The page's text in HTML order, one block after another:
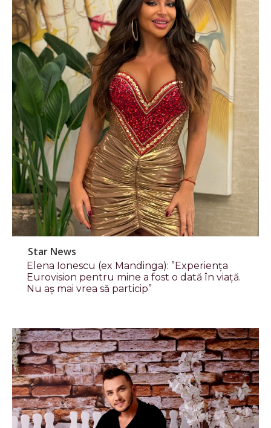
Star News
Elena Ionescu (ex Mandinga): ”Experiența
Eurovision pentru mine a fost o dată în viață.
Nu aș mai vrea să particip”